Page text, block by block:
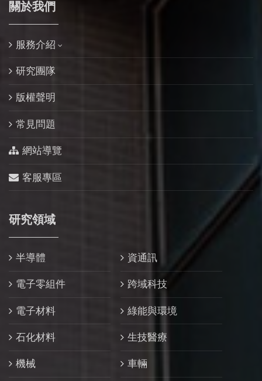
關於我們
服務介紹
研究團隊
版權聲明
常見問題
網站導覽
客服專區
研究領域
半導體 資通訊
電子零組件 跨域科技
電子材料 綠能與環境
石化材料 生技醫療
機械 車輛